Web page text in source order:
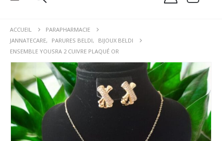
ACCUEIL
PARAPHARMACIE
JANNATECARE, PARURES BELDI,
BIJOUX BELDI
ENSEMBLE YOUSRA 2 CUIVRE PLAQUÉ OR